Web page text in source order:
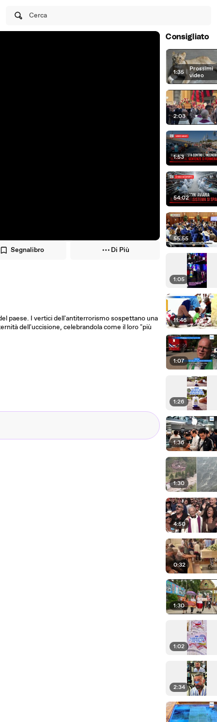
Cerca
Segnalibro Di Più
paese. I vertici dell'antiterrorismo sospettano una
dell'uccisione, celebrandola come il loro "più
Consigliato
1:35 | Prossimi
video
2:03
1:53
54:02
55:55
1:05
11:46
1:07
1:26
1:36
1:30
4:50
0:32
1:30
1:02
2:34